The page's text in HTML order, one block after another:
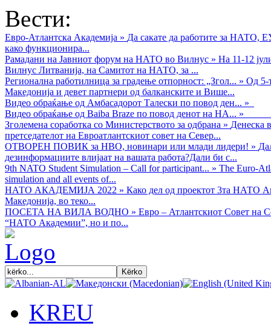
Вести:
Евро-Атлантска Академија » Да сакате да работите за НАТО,
како функционира...
Рамадани на Јавниот форум на НАТО во Вилнус » На 11-12
Вилнус Литванија, на Самитот на НАТО, за ...
Регионална работилница за градење отпорност: „Згол... » Од 5-
Македонија и девет партнери од балканските и Више...
Видео обраќањe од Амбасадорот Талески по повод ден... »
Видео обраќање од Baiba Braze по повод денот на НА... »
Зголемена соработка со Министерството за одбрана » Денеска
претседателот на Евроатлантскиот совет на Север...
ОТВОРЕН ПОВИК за НВО, новинари или млади лидери! »
дезинформациите влијаат на вашата работа?Дали би с...
9th NATO Student Simulation – Call for participant... » The Euro-
simulation and all events of...
НАТО АКАДЕМИЈА 2022 » Како дел од проектот 3та НАТО
Македонија, во теко...
ПОСЕТА НА ВИЛА ВОДНО » Евро – Атлантскиот Совет на
“НАТО Академии”, но и по...
KREU